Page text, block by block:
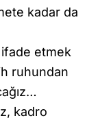
kadar da
ifade etmek
ruhundan
kadro